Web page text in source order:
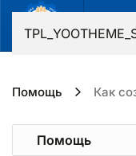
Помощь Как
Помощь